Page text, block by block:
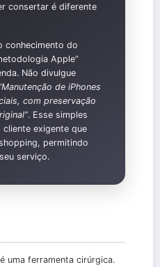
consertar é diferente
conhecimento do
Apple”
Não divulgue
de iPhones
com preservação
. Esse simples
exigente que
permitindo
serviço.
uma ferramenta cirúrgica.